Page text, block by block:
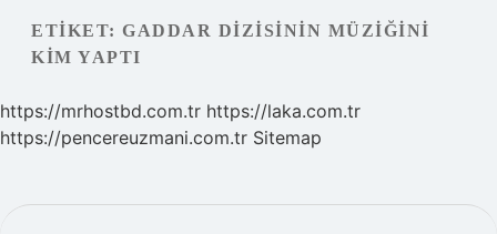
Hakkımızda
ETIKET: GADDAR DIZISININ MÜZIĞINI
KIM YAPTI
https://mrhostbd.com.tr https://laka.com.tr
https://pencereuzmani.com.tr Sitemap